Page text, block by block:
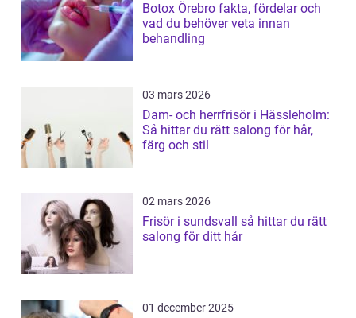
Botox Örebro fakta, fördelar och
vad du behöver veta innan
behandling
03 mars 2026
Dam- och herrfrisör i Hässleholm:
Så hittar du rätt salong för hår,
färg och stil
02 mars 2026
Frisör i sundsvall så hittar du rätt
salong för ditt hår
01 december 2025